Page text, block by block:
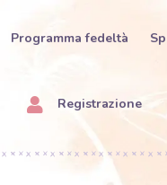
Programma fedeltà
Registrazione